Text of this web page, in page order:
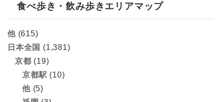
食べ歩き・飲み歩きエリアマップ
他(615)
日本全国 (1,381)
京都 (19)
京都駅 (10)
他(5)